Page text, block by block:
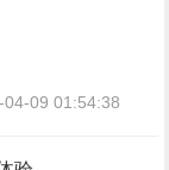
04-09 01:54:38